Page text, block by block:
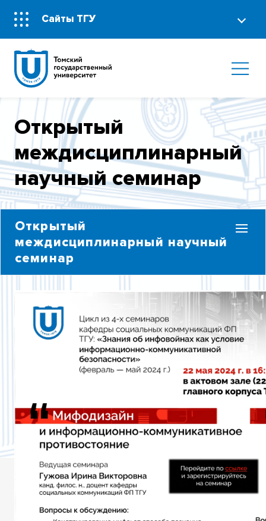
Сайты ТГУ
Открытый
междисциплинарный
научный семинар
Открытый
междисциплинарный научный
семинар
ПРОГРАММА ПОВЫШЕНИЯ КВАЛИФИКАЦИИ
СЕМИНАРЫ 2017 ГОДА
СЕМИНАРЫ 2018 ГОДА
СЕМИНАРЫ 2019 ГОДА
СЕМИНАРЫ 2023 ГОДА
СЕМИНАРЫ 2024 ГОДА